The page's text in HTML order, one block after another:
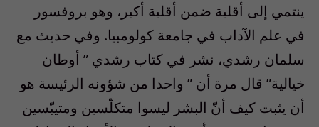
ينتمي إلى أقلية ضمن أقلية أكبر، وهو بروفسور
في علم الآداب في جامعة كولومبيا. وفي حديث مع
سلمان رشدي، نشر في كتاب رشدي ” أوطان
خيالية” قال مرة أن ” واحدا من شؤونه الرئيسة هو
أن يثبت كيف أنّ البشر ليسوا متكلّسين ومتيبّسين